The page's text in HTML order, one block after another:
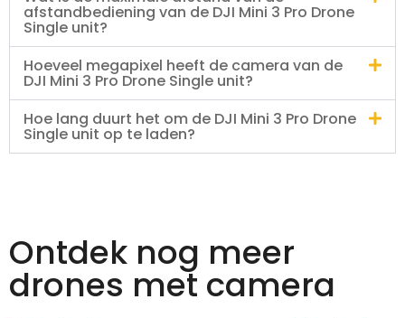
afstandbediening van de DJI Mini 3 Pro Drone
Single unit?
Hoeveel megapixel heeft de camera van de
DJI Mini 3 Pro Drone Single unit?
Hoe lang duurt het om de DJI Mini 3 Pro Drone
Single unit op te laden?
Ontdek nog meer
drones met camera